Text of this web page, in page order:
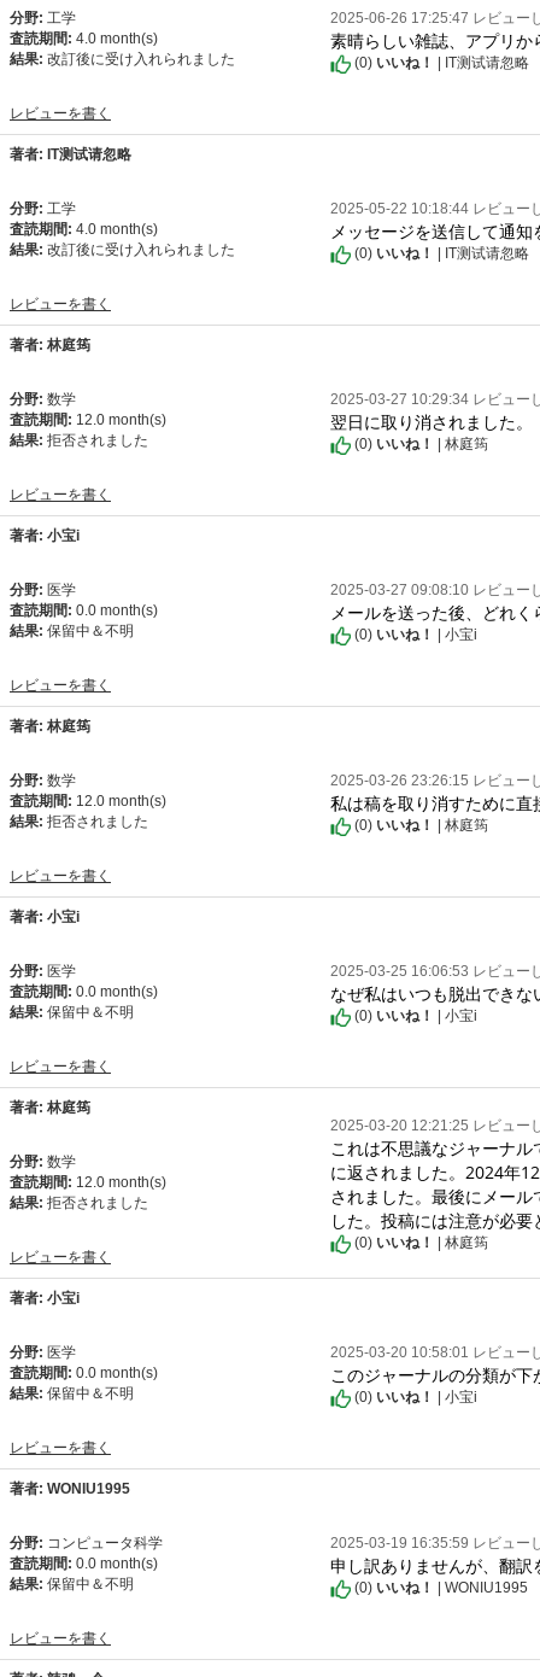
分野: 工学
査読期間: 4.0 month(s)
結果: 改訂後に受け入れられました
レビューを書く
2025-06-26 17:25:47 レビュー
素晴らしい雑誌、アプリ
(0) いいね！ | IT测试请忽略
著者: IT测试请忽略
分野: 工学
査読期間: 4.0 month(s)
結果: 改訂後に受け入れられました
レビューを書く
2025-05-22 10:18:44 レビュー
メッセージを送信して通
(0) いいね！ | IT测试请忽略
著者: 林庭筠
分野: 数学
査読期間: 12.0 month(s)
結果: 拒否されました
レビューを書く
2025-03-27 10:29:34 レビュー
翌日に取り消されました。
(0) いいね！ | 林庭筠
著者: 小宝i
分野: 医学
査読期間: 0.0 month(s)
結果: 保留中＆不明
レビューを書く
2025-03-27 09:08:10 レビュー
メールを送った後、どれ
(0) いいね！ | 小宝i
著者: 林庭筠
分野: 数学
査読期間: 12.0 month(s)
結果: 拒否されました
レビューを書く
2025-03-26 23:26:15 レビュー
私は稿を取り消すために
(0) いいね！ | 林庭筠
著者: 小宝i
分野: 医学
査読期間: 0.0 month(s)
結果: 保留中＆不明
レビューを書く
2025-03-25 16:06:53 レビュー
なぜ私はいつも脱出できな
(0) いいね！ | 小宝i
著者: 林庭筠
分野: 数学
査読期間: 12.0 month(s)
結果: 拒否されました
レビューを書く
2025-03-20 12:21:25 レビュー
これは不思議なジャーナ
に返されました。2024年
されました。最後にメー
した。投稿には注意が必
(0) いいね！ | 林庭筠
著者: 小宝i
分野: 医学
査読期間: 0.0 month(s)
結果: 保留中＆不明
レビューを書く
2025-03-20 10:58:01 レビュー
このジャーナルの分類が
(0) いいね！ | 小宝i
著者: WONIU1995
分野: コンピュータ科学
査読期間: 0.0 month(s)
結果: 保留中＆不明
レビューを書く
2025-03-19 16:35:59 レビュー
申し訳ありませんが、翻
(0) いいね！ | WONIU1995